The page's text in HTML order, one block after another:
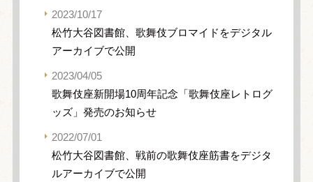
2023/10/17
松竹大谷図書館、歌舞伎ブロマイドをデジタル
アーカイブで公開
2023/04/05
歌舞伎座新開場10周年記念「歌舞伎座レトログ
ッズ」発売のお知らせ
2022/07/01
松竹大谷図書館、戦前の歌舞伎座筋書をデジタ
ルアーカイブで公開